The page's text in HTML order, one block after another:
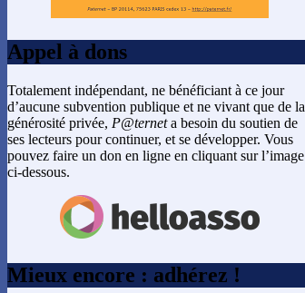
Appel à dons
Totalement indépendant, ne bénéficiant à ce jour
d’aucune subvention publique et ne vivant que de la
générosité privée, P@terneta besoin du soutien de
ses lecteurs pour continuer, et se développer. Vous
pouvez faire un don en ligne en cliquant sur l’image
ci-dessous.
Mieux encore : adhérez !